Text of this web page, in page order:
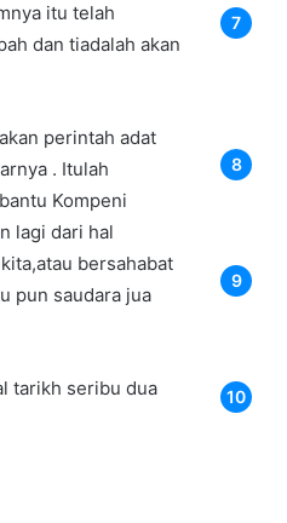
itu telah
dan tiadalah akan
perintah adat
. Itulah
Kompeni
lagi dari hal
bersahabat
pun saudara jua
tarikh seribu dua
Jambi